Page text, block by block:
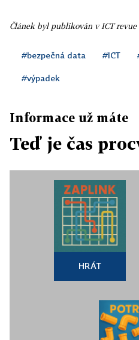
Článek byl publikován v ICT revue
#bezpečná data #ICT
#výpadek
Informace už máte
Teď je čas
HRÁT